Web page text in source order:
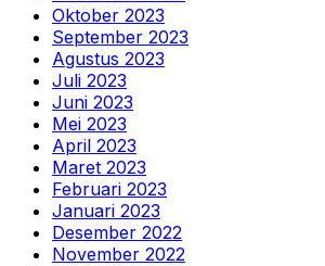
Oktober 2023
September 2023
Agustus 2023
Juli 2023
Juni 2023
Mei 2023
April 2023
Maret 2023
Februari 2023
Januari 2023
Desember 2022
November 2022